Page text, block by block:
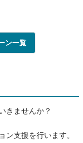
ン一覧
きませんか？
ン支援を行います。